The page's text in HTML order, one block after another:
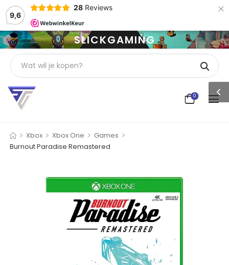
9,6
28 Reviews ×
SLICKGAMING
0
> Xbox > Xbox One > Games >
Burnout Paradise Remastered